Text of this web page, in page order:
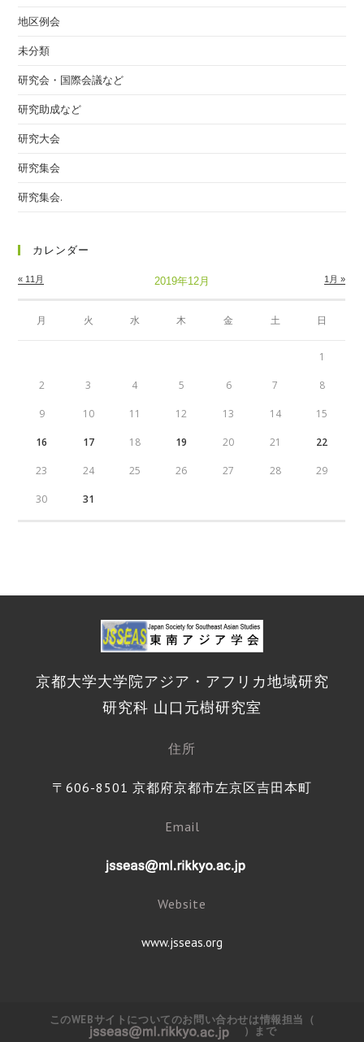
地区例会
未分類
研究会・国際会議など
研究助成など
研究大会
研究集会
研究集会.
カレンダー
2019年12月
月 火 水 木 金 土 日
« 11月 1月 »
1
2 3 4 5 6 7 8
9 10 11 12 13 14 15
16 17 18 19 20 21 22
23 24 25 26 27 28 29
30 31
京都大学大学院アジア・アフリカ地域研究
研究科 山口元樹研究室
住所
〒606-8501 京都府京都市左京区吉田本町
Email
Website
www.jsseas.org
このWEBサイトについてのお問い合わせは情報担当（
）まで